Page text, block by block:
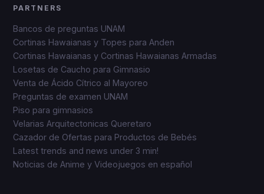
PARTNERS
Bancos de preguntas UNAM
Cortinas Hawaianas y Topes para Anden
Cortinas Hawaianas y Cortinas Hawaianas Armadas
Losetas de Caucho para Gimnasio
Venta de Ácido Cítrico al Mayoreo
Preguntas de examen UNAM
Piso para gimnasios
Velarias Arquitectonicas Queretaro
Cazador de Ofertas para Productos de Bebés
Latest trends and news under 3 min!
Noticias de Anime y Videojuegos en español